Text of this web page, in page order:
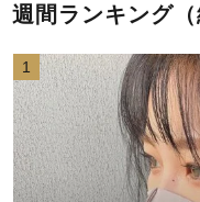
週間ランキング（
1